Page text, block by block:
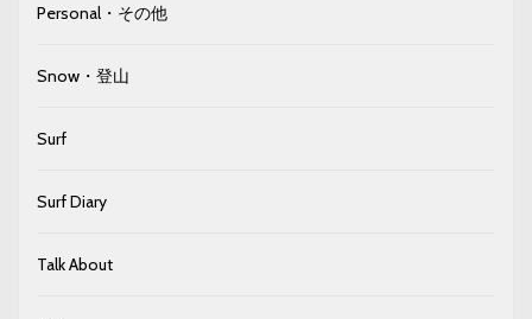
Personal・その他
Snow・登山
Surf
Surf Diary
Talk About